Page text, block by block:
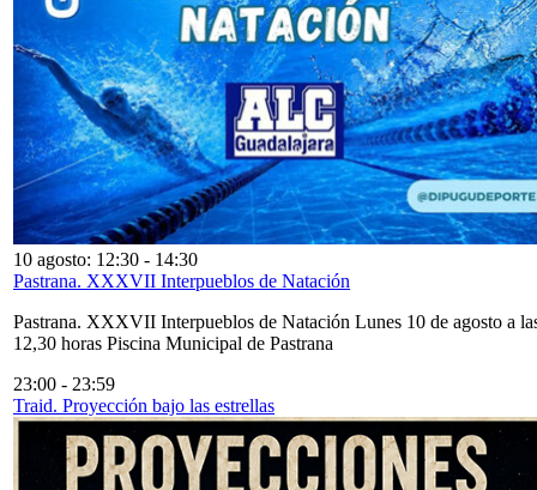
10 agosto: 12:30 - 14:30
Pastrana. XXXVII Interpueblos de Natación
Pastrana. XXXVII Interpueblos de Natación Lunes 10 de agosto a
12,30 horas Piscina Municipal de Pastrana
23:00 - 23:59
Traid. Proyección bajo las estrellas